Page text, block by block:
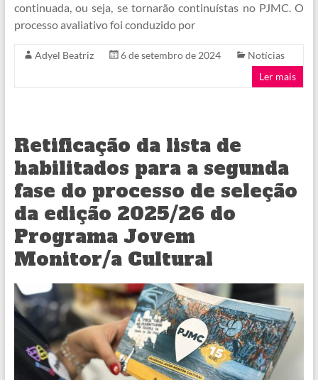
continuada, ou seja, se tornarão continuístas no PJMC. O
processo avaliativo foi conduzido por
Adyel Beatriz 6 de setembro de 2024
Notícias
Ler mais
Retificação da lista de
habilitados para a segunda
fase do processo de seleção
da edição 2025/26 do
Programa Jovem
Monitor/a Cultural